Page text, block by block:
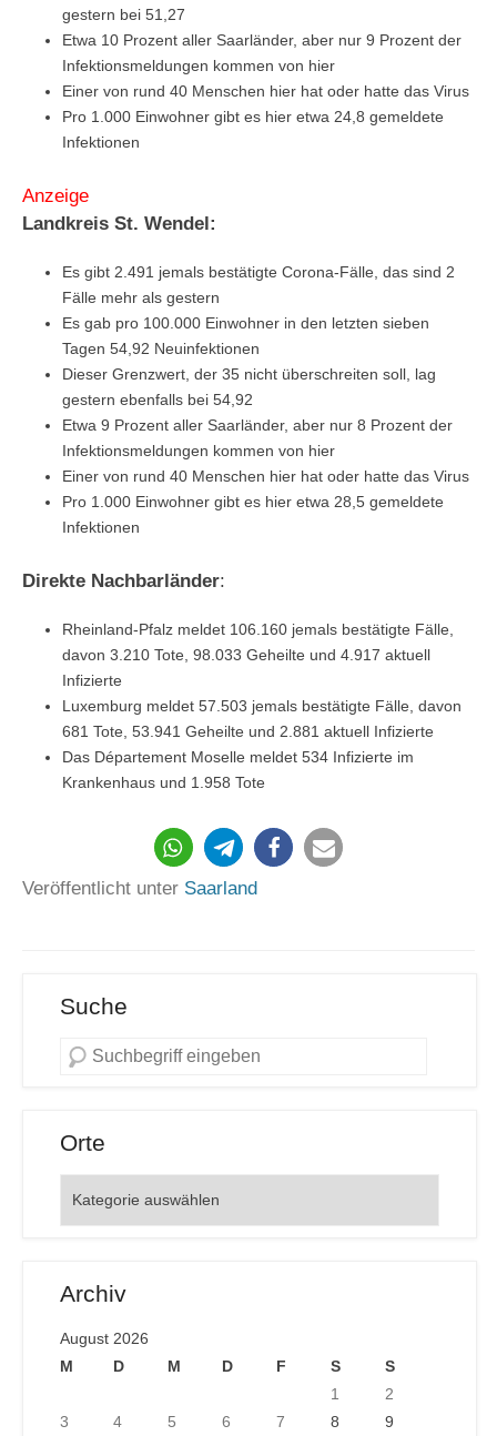
gestern bei 51,27
Etwa 10 Prozent aller Saarländer, aber nur 9 Prozent der
Infektionsmeldungen kommen von hier
Einer von rund 40 Menschen hier hat oder hatte das Virus
Pro 1.000 Einwohner gibt es hier etwa 24,8 gemeldete
Infektionen
Anzeige
Landkreis St. Wendel:
Es gibt 2.491 jemals bestätigte Corona-Fälle, das sind 2
Fälle mehr als gestern
Es gab pro 100.000 Einwohner in den letzten sieben
Tagen 54,92 Neuinfektionen
Dieser Grenzwert, der 35 nicht überschreiten soll, lag
gestern ebenfalls bei 54,92
Etwa 9 Prozent aller Saarländer, aber nur 8 Prozent der
Infektionsmeldungen kommen von hier
Einer von rund 40 Menschen hier hat oder hatte das Virus
Pro 1.000 Einwohner gibt es hier etwa 28,5 gemeldete
Infektionen
Direkte Nachbarländer:
Rheinland-Pfalz meldet 106.160 jemals bestätigte Fälle,
davon 3.210 Tote, 98.033 Geheilte und 4.917 aktuell
Infizierte
Luxemburg meldet 57.503 jemals bestätigte Fälle, davon
681 Tote, 53.941 Geheilte und 2.881 aktuell Infizierte
Das Département Moselle meldet 534 Infizierte im
Krankenhaus und 1.958 Tote
Veröffentlicht unter Saarland
Suche
Orte
Archiv
August 2026
M
D M D F S
S
1
2
3
4 5 6 7 8 9